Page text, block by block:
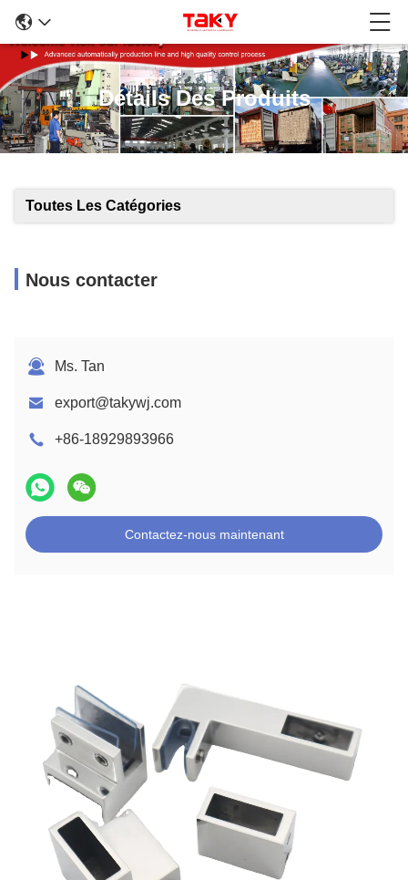
Détails Des Produits
Toutes Les Catégories
Nous contacter
Ms. Tan
export@takywj.com
+86-18929893966
Contactez-nous maintenant